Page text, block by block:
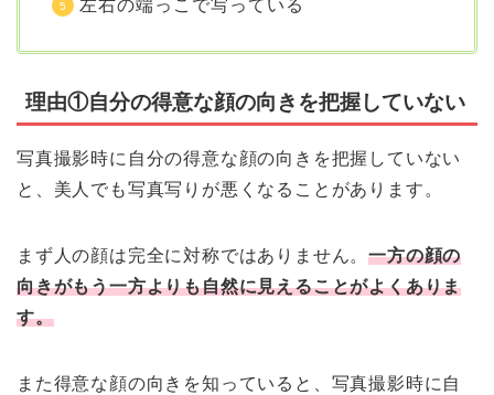
左右の端っこで写っている
理由①自分の得意な顔の向きを把握していない
写真撮影時に自分の得意な顔の向きを把握していない
と、美人でも写真写りが悪くなることがあります。
まず人の顔は完全に対称ではありません。一方の顔の
向きがもう一方よりも自然に見えることがよくありま
す。
また得意な顔の向きを知っていると、写真撮影時に自